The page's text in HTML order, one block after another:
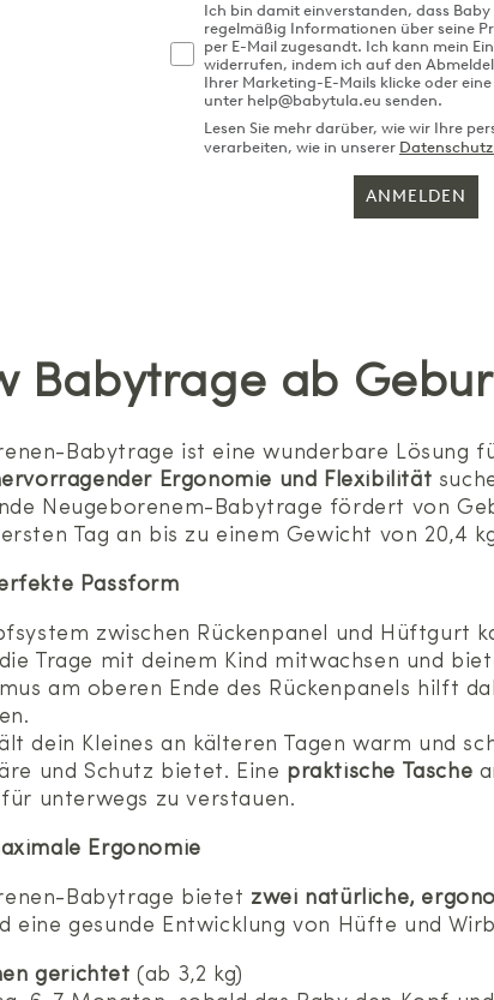
Ich bin damit einverstanden, dass Baby
regelmäßig Informationen über seine
per E-Mail zugesandt. Ich kann mein
widerrufen, indem ich auf den
Ihrer Marketing-E-Mails klicke oder eine
unter help@babytula.eu senden.
Lesen Sie mehr darüber, wie wir Ihre
verarbeiten, wie in unserer
ANMELDEN
Babytrage ab
Babytrage ist eine wunderbare Lösung
Ergonomie und Flexibilität
Neugeborenem-Babytrage fördert von
Tag an bis zu einem Gewicht von 20,4
Passform
zwischen Rückenpanel und Hüftgurt
Trage mit deinem Kind mitwachsen und
am oberen Ende des Rückenpanels hilft
dein Kleines an kälteren Tagen warm und
und Schutz bietet. Eine praktische Tasche
unterwegs zu verstauen.
Ergonomie
Babytrage bietet zwei natürliche,
eine gesunde Entwicklung von Hüfte und
gerichtet(ab 3,2 kg)